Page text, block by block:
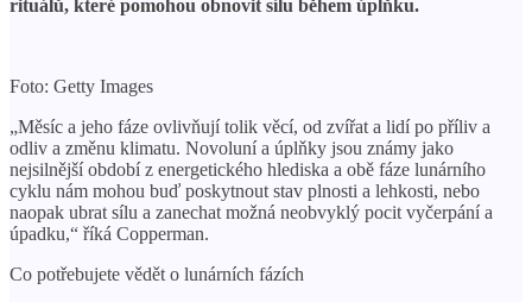
rituálů, které pomohou obnovit sílu během úplňku.
Foto: Getty Images
„Měsíc a jeho fáze ovlivňují tolik věcí, od zvířat a lidí po příliv a
odliv a změnu klimatu. Novoluní a úplňky jsou známy jako
nejsilnější období z energetického hlediska a obě fáze lunárního
cyklu nám mohou buď poskytnout stav plnosti a lehkosti, nebo
naopak ubrat sílu a zanechat možná neobvyklý pocit vyčerpání a
úpadku,“ říká Copperman.
Co potřebujete vědět o lunárních fázích